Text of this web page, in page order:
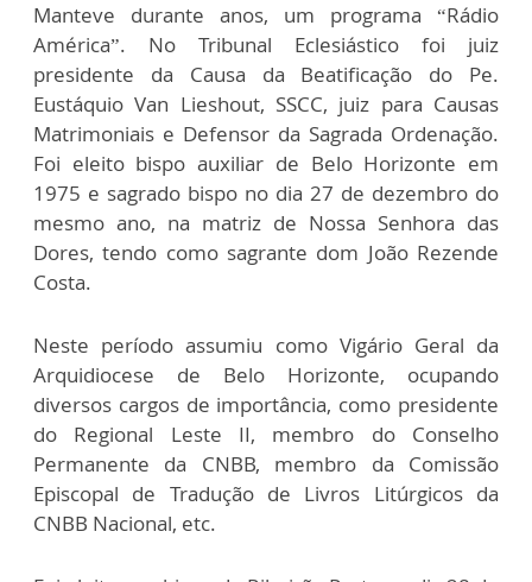
Manteve durante anos, um programa “Rádio
América”. No Tribunal Eclesiástico foi juiz
presidente da Causa da Beatificação do Pe.
Eustáquio Van Lieshout, SSCC, juiz para Causas
Matrimoniais e Defensor da Sagrada Ordenação.
Foi eleito bispo auxiliar de Belo Horizonte em
1975 e sagrado bispo no dia 27 de dezembro do
mesmo ano, na matriz de Nossa Senhora das
Dores, tendo como sagrante dom João Rezende
Costa.
Neste período assumiu como Vigário Geral da
Arquidiocese de Belo Horizonte, ocupando
diversos cargos de importância, como presidente
do Regional Leste II, membro do Conselho
Permanente da CNBB, membro da Comissão
Episcopal de Tradução de Livros Litúrgicos da
CNBB Nacional, etc.